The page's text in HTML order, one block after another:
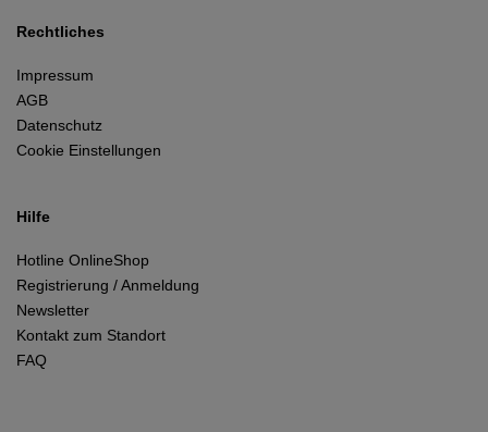
Rechtliches
Impressum
AGB
Datenschutz
Cookie Einstellungen
Hilfe
Hotline OnlineShop
Registrierung / Anmeldung
Newsletter
Kontakt zum Standort
FAQ